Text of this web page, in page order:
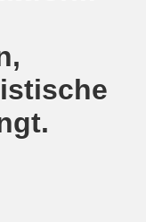
demonstriert
Demonstration